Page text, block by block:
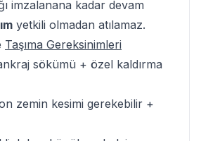
imzalanana kadar devam
yetkili olmadan atılamaz.
Taşıma Gereksinimleri
sökümü + özel kaldırma
zemin kesimi gerekebilir +